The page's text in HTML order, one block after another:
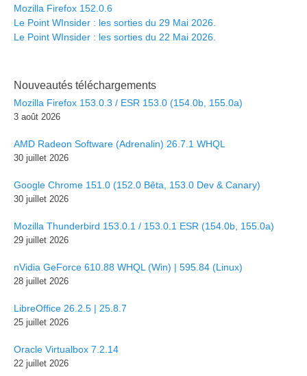
Mozilla Firefox 152.0.6
Le Point WInsider : les sorties du 29 Mai 2026.
Le Point WInsider : les sorties du 22 Mai 2026.
Nouveautés téléchargements
Mozilla Firefox 153.0.3 / ESR 153.0 (154.0b, 155.0a)
3 août 2026
AMD Radeon Software (Adrenalin) 26.7.1 WHQL
30 juillet 2026
Google Chrome 151.0 (152.0 Bêta, 153.0 Dev & Canary)
30 juillet 2026
Mozilla Thunderbird 153.0.1 / 153.0.1 ESR (154.0b, 155.0a)
29 juillet 2026
nVidia GeForce 610.88 WHQL (Win) | 595.84 (Linux)
28 juillet 2026
LibreOffice 26.2.5 | 25.8.7
25 juillet 2026
Oracle Virtualbox 7.2.14
22 juillet 2026